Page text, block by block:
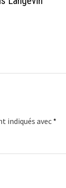
indiqués avec*